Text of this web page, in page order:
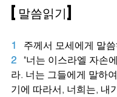
[말씀읽기]
1
주께서 모세에게 말
2 "너는 이스라엘 자손
라. 너는 그들에게 말하
기에 따라서, 너희는, 내